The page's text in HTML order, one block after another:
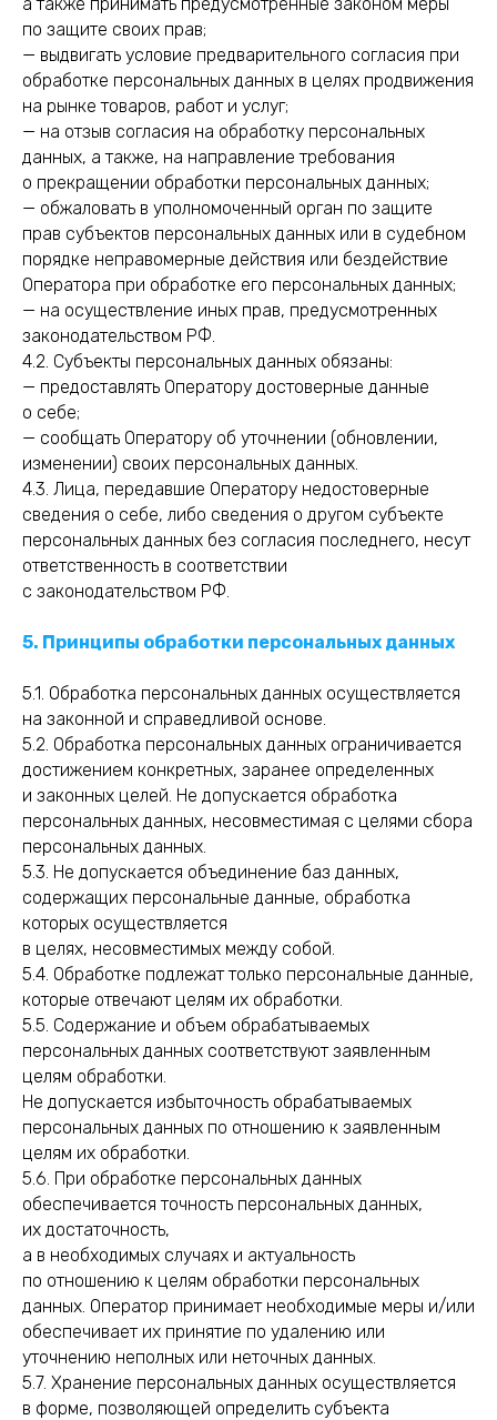
по защите своих прав;
— выдвигать условие предварительного согласия при
обработке персональных данных в целях продвижения
на рынке товаров, работ и услуг;
— на отзыв согласия на обработку персональных
данных, а также, на направление требования
о прекращении обработки персональных данных;
— обжаловать в уполномоченный орган по защите
прав субъектов персональных данных или в судебном
порядке неправомерные действия или бездействие
Оператора при обработке его персональных данных;
— на осуществление иных прав, предусмотренных
законодательством РФ.
4.2. Субъекты персональных данных обязаны:
— предоставлять Оператору достоверные данные
о себе;
— сообщать Оператору об уточнении (обновлении,
изменении) своих персональных данных.
4.3. Лица, передавшие Оператору недостоверные
сведения о себе, либо сведения о другом субъекте
персональных данных без согласия последнего, несут
ответственность в соответствии
с законодательством РФ.
5. Принципы обработки персональных данных
5.1. Обработка персональных данных осуществляется
на законной и справедливой основе.
5.2. Обработка персональных данных ограничивается
достижением конкретных, заранее определенных
и законных целей. Не допускается обработка
персональных данных, несовместимая с целями сбора
персональных данных.
5.3. Не допускается объединение баз данных,
содержащих персональные данные, обработка
которых осуществляется
в целях, несовместимых между собой.
5.4. Обработке подлежат только персональные данные,
которые отвечают целям их обработки.
5.5. Содержание и объем обрабатываемых
персональных данных соответствуют заявленным
целям обработки.
Не допускается избыточность обрабатываемых
персональных данных по отношению к заявленным
целям их обработки.
5.6. При обработке персональных данных
обеспечивается точность персональных данных,
их достаточность,
а в необходимых случаях и актуальность
по отношению к целям обработки персональных
данных. Оператор принимает необходимые меры и/или
обеспечивает их принятие по удалению или
уточнению неполных или неточных данных.
5.7. Хранение персональных данных осуществляется
в форме, позволяющей определить субъекта